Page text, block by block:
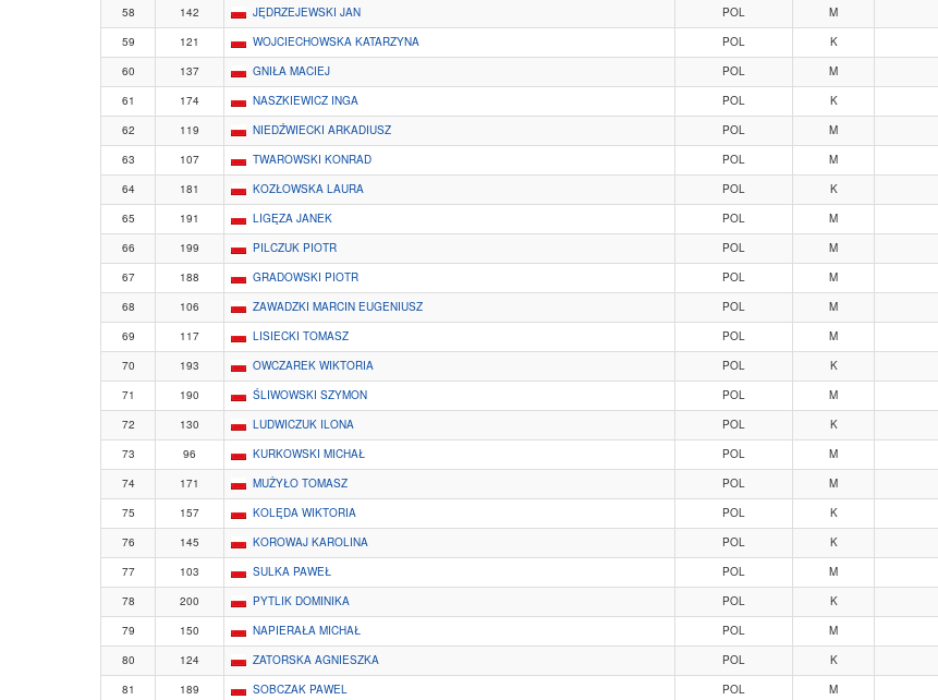
58
142 JĘDRZEJEWSKI JAN POL M
59
121 WOJCIECHOWSKA KATARZYNA POL K
60
137 GNIŁA MACIEJ POL M
61
174 NASZKIEWICZ INGA POL K
62
119 NIEDŹWIECKI ARKADIUSZ POL M
63
107 TWAROWSKI KONRAD POL M
64
181 KOZŁOWSKA LAURA POL K
65
191 LIGĘZA JANEK POL M
66
199 PILCZUK PIOTR POL M
67
188 GRADOWSKI PIOTR POL M
68
106 ZAWADZKI MARCIN EUGENIUSZ POL M
69
117 LISIECKI TOMASZ POL M
70
193 OWCZAREK WIKTORIA POL K
71
190 ŚLIWOWSKI SZYMON POL M
72
130 LUDWICZUK ILONA POL K
73
96 KURKOWSKI MICHAŁ POL M
74
171 MUŻYŁO TOMASZ POL M
75
157 KOLĘDA WIKTORIA POL K
76
145 KOROWAJ KAROLINA POL K
77
103 SULKA PAWEŁ POL M
78
200 PYTLIK DOMINIKA POL K
79
150 NAPIERAŁA MICHAŁ POL M
80
124 ZATORSKA AGNIESZKA POL K
81
189 SOBCZAK PAWEL POL M